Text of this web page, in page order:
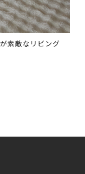
素敵なリビング